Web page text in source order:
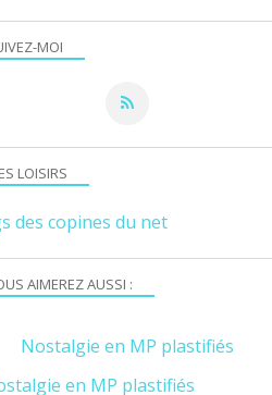
MOI
AIMEREZ AUSSI :
Nostalgie en MP plastifiés
LOISIRS
des copines du net